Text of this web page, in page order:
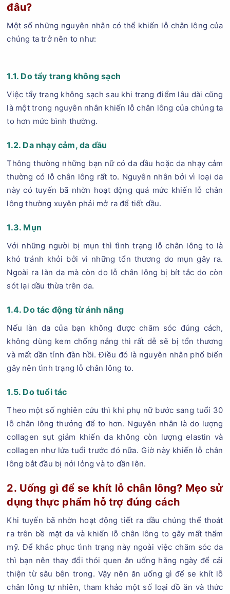
đâu?
Một số những nguyên nhân có thể khiến lỗ chân lông của
chúng ta trở nên to như:
1.1. Do tẩy trang không sạch
Việc tẩy trang không sạch sau khi trang điểm lâu dài cũng
là một trong nguyên nhân khiến lỗ chân lông của chúng ta
to hơn mức bình thường.
1.2. Da nhạy cảm, da dầu
Thông thường những bạn nữ có da dầu hoặc da nhạy cảm
thường có lỗ chân lông rất to. Nguyên nhân bởi vì loại da
này có tuyến bã nhờn hoạt động quá mức khiến lỗ chân
lông thường xuyên phải mở ra để tiết dầu.
1.3. Mụn
Với những người bị mụn thì tình trạng lỗ chân lông to là
khó tránh khỏi bởi vì những tổn thương do mụn gây ra.
Ngoài ra làn da mà còn do lỗ chân lông bị bít tắc do còn
sót lại dầu thừa trên da.
1.4. Do tác động từ ánh nắng
Nếu làn da của bạn không được chăm sóc đúng cách,
không dùng kem chống nắng thì rất dễ sẽ bị tổn thương
và mất dần tính đàn hồi. Điều đó là nguyên nhân phổ biến
gây nên tình trạng lỗ chân lông to.
1.5. Do tuổi tác
Theo một số nghiên cứu thì khi phụ nữ bước sang tuổi 30
lỗ chân lông thưởng để to hơn. Nguyên nhân là do lượng
collagen sụt giảm khiến da không còn lượng elastin và
collagen như lứa tuổi trước đó nữa. Giờ này khiến lỗ chân
lông bắt đầu bị nới lỏng và to dần lên.
2. Uống gì để se khít lỗ chân lông? Mẹo sử
dụng thực phẩm hỗ trợ đúng cách
Khi tuyến bã nhờn hoạt động tiết ra dầu chúng thể thoát
ra trên bề mặt da và khiến lỗ chân lông to gây mất thẩm
mỹ. Để khắc phục tình trạng này ngoài việc chăm sóc da
thì bạn nên thay đổi thói quen ăn uống hằng ngày để cải
thiện từ sâu bên trong. Vậy nên ăn uống gì để se khít lỗ
chân lông tự nhiên, tham khảo một số loại đồ ăn và thức